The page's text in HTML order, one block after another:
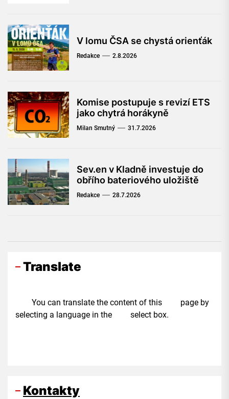
V lomu ČSA se chystá orienťák
Redakce 2.8.2026
Komise postupuje s revizí ETS
jako chytrá horákyně
Milan Smutný 31.7.2026
Sev.en v Kladně investuje do
obřího bateriového uložiště
Redakce 28.7.2026
Translate
You can translate the content of this page by
selecting a language in the select box.
Kontakty